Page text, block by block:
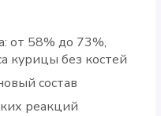
от 58% до 73%,
курицы без костей
состав
реакций